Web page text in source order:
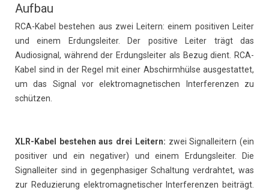
Aufbau
RCA-Kabel bestehen aus zwei Leitern: einem positiven Leiter
und einem Erdungsleiter. Der positive Leiter trägt das
Audiosignal, während der Erdungsleiter als Bezug dient. RCA-
Kabel sind in der Regel mit einer Abschirmhülse ausgestattet,
um das Signal vor elektromagnetischen Interferenzen zu
schützen.
XLR-Kabel bestehen aus drei Leitern: zwei Signalleitern (ein
positiver und ein negativer) und einem Erdungsleiter. Die
Signalleiter sind in gegenphasiger Schaltung verdrahtet, was
zur Reduzierung elektromagnetischer Interferenzen beiträgt.